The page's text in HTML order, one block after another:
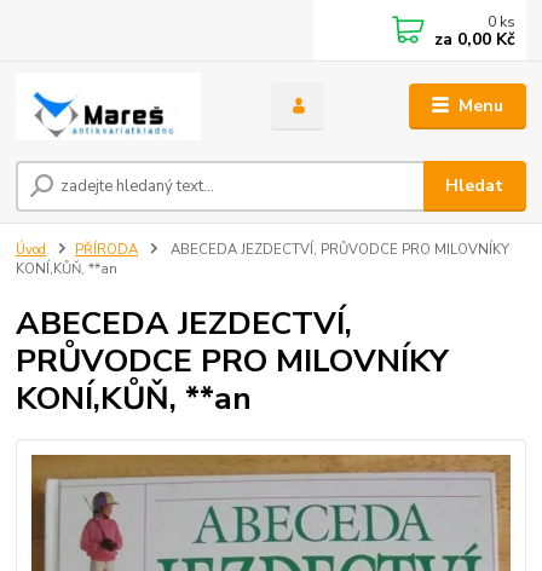
Menu
Hledat
0 ks
za 0,00 Kč
Úvod PŘÍRODA
ABECEDA JEZDECTVÍ, PRŮVODCE PRO MILOVNÍKY
KONÍ,KŮŇ, **an
ABECEDA JEZDECTVÍ,
PRŮVODCE PRO MILOVNÍKY
KONÍ,KŮŇ, **an